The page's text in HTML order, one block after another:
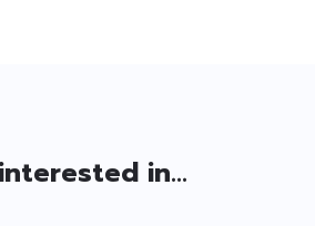
in...